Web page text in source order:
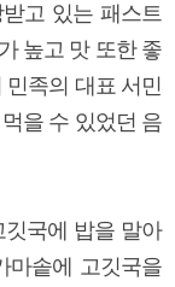
고 있는 패스트
높고 맛 또한 좋
족의 대표 서민
을 수 있었던 음
깃국에 밥을 말아
마솥에 고깃국을